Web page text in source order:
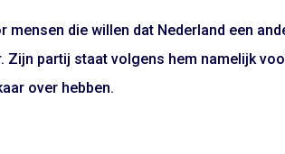
mensen die willen dat Nederland een
partij staat volgens hem namelijk
over hebben.